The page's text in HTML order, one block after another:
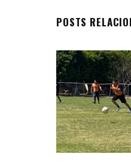
POSTS